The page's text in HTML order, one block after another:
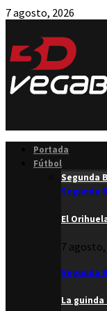
7 agosto, 2026
Portada
Fútbol
Segunda B
Segunda B
El
7 agosto,
Segunda B
La guinda